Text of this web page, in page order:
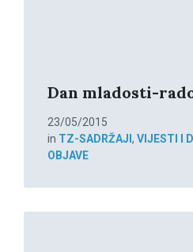
Dan mladosti-
23/05/2015
in TZ-SADRŽAJI , VIJESTI I
OBJAVE
Read